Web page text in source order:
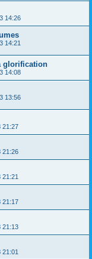
14:26
14:21
glorification
14:08
13:56
21:27
21:26
21:21
21:17
21:13
21:01